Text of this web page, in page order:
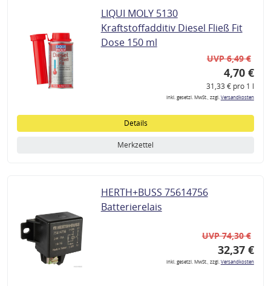
LIQUI MOLY 5130
Kraftstoffadditiv Diesel Fließ Fit
Dose 150 ml
UVP 6,49 €
4,70 €
31,33 € pro 1 l
inkl. gesetzl. MwSt., zzgl.Versandkosten
Details
Merkzettel
HERTH+BUSS 75614756
Batterierelais
UVP 74,30 €
32,37 €
inkl. gesetzl. MwSt., zzgl.Versandkosten